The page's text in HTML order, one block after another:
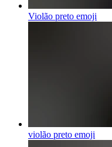
Violão preto emoji
violão preto emoji